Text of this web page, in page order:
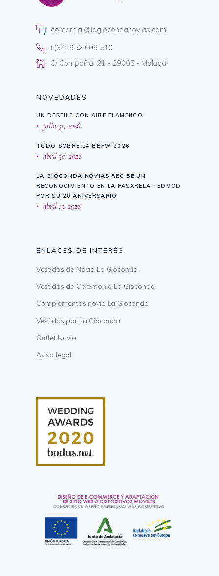
comercial@lagiocondanovias.com
+(34) 952 609 510
C/ Compañia, 21 - 29005 - Málaga
NOVEDADES
UN DESFILE CON AIRE FLAMENCO
julio 31, 2026
TODO SOBRE LA BBFW 2026
abril 30, 2026
LA GIOCONDA NOVIAS RECIBE UN
RECONOCIMIENTO EN LA PASARELA TEDMOD
POR SU 20 ANIVERSARIO
abril 15, 2026
ENLACES DE INTERÉS
Vestidos de Novia La Gioconda
Vestidos de Ceremonia La Gioconda
Complementos novia La Gioconda
Vestidas por La Gioconda
Outlet Novia
Aviso legal